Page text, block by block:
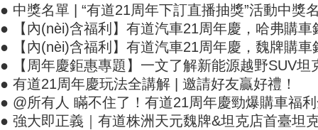
● 中獎名單 | “有道21周年下訂直播抽獎”活動中獎
● 【內(nèi)含福利】有道汽車21周年慶，哈弗購車
● 【內(nèi)含福利】有道汽車21周年慶，魏牌購
● 【周年慶鉅惠專題】一文了解新能源越野SUV坦
● 有道21周年慶玩法全講解 | 邀請好友贏好禮！
● @所有人 瞞不住了！有道21周年慶勁爆購車福
● 強大即正義｜有道株洲天元魏牌&坦克店首臺坦